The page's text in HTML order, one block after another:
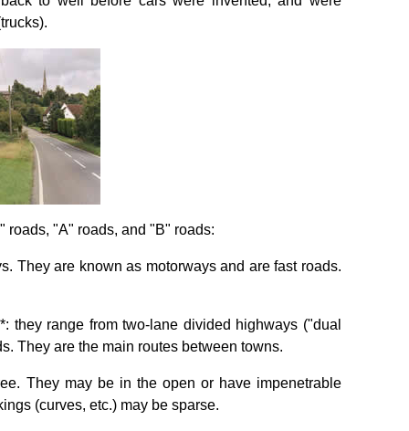
roads, "A" roads, and "B" roads:
They are known as motorways and are fast roads.
they range from two-lane divided highways ("dual
They are the main routes between towns.
They may be in the open or have impenetrable
(curves, etc.) may be sparse.